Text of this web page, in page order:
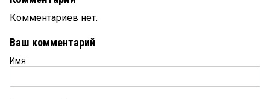
Комментариев нет.
Ваш комментарий
Имя